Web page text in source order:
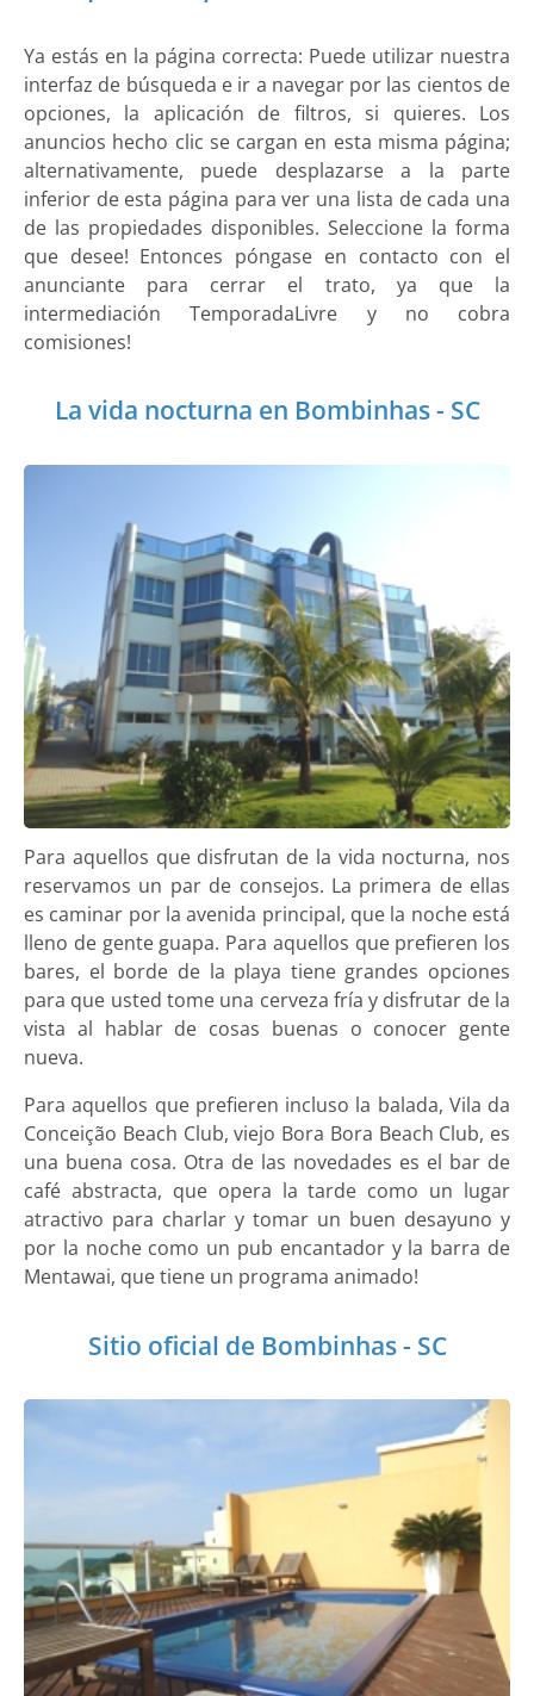
Ya estás en la página correcta: Puede utilizar nuestra
interfaz de búsqueda e ir a navegar por las cientos de
opciones, la aplicación de filtros, si quieres. Los
anuncios hecho clic se cargan en esta misma página;
alternativamente, puede desplazarse a la parte
inferior de esta página para ver una lista de cada una
de las propiedades disponibles. Seleccione la forma
que desee! Entonces póngase en contacto con el
anunciante para cerrar el trato, ya que la
intermediación TemporadaLivre y no cobra
comisiones!
La vida nocturna en Bombinhas - SC
Para aquellos que disfrutan de la vida nocturna, nos
reservamos un par de consejos. La primera de ellas
es caminar por la avenida principal, que la noche está
lleno de gente guapa. Para aquellos que prefieren los
bares, el borde de la playa tiene grandes opciones
para que usted tome una cerveza fría y disfrutar de la
vista al hablar de cosas buenas o conocer gente
nueva.
Para aquellos que prefieren incluso la balada, Vila da
Conceição Beach Club, viejo Bora Bora Beach Club, es
una buena cosa. Otra de las novedades es el bar de
café abstracta, que opera la tarde como un lugar
atractivo para charlar y tomar un buen desayuno y
por la noche como un pub encantador y la barra de
Mentawai, que tiene un programa animado!
Sitio oficial de Bombinhas - SC